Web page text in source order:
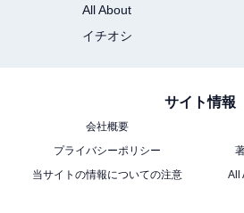
All About
イチオシ
サイト情報
会社概要
プライバシーポリシー
当サイトの情報についての注意
All